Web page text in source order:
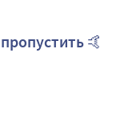
🤙